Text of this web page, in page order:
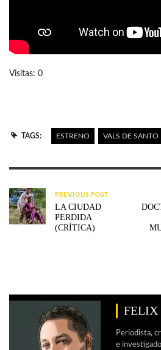
Visitas: 0
TAGS: ESTRENO VALS DE
PREVIOUS POST
LA CIUDAD
PERDIDA
(CRÍTICA)
FELIX
Periodista,
e